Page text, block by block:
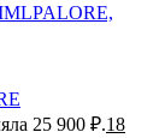
25 900 ₽.18